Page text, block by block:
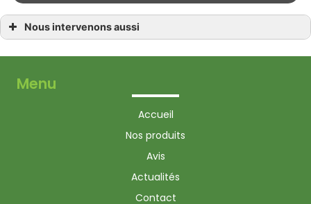
Nous intervenons aussi
compost à Loire-Authion
compost à Brissac Loire Aubance
compost à Les Garennes-sur-Loire
Menu
Accueil
Nos produits
Avis
Actualités
Contact